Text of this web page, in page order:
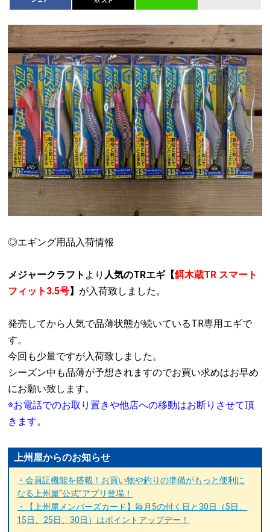
◎エギング用品入荷情報
メジャークラフト より 人気のTRエギ【餌木蔵TR スマート
フィット3.5号】 が入荷致しました。
発売してから人気で品薄状態が続いているTR専用エギで
す。
今回も少量ですが入荷致しました。
シーズン中も品薄が予想されますのでお買い求めはお早め
にお願い致します。
※お電話でのお取り置きや他店への移動はお断りさせて頂
きます。
上州屋からのお知らせ
・会員証機能を搭載！お買い物や釣りの準備がもっと便利に
なる上州屋“公式”アプリ登場！
・【上州屋メンバーズカード】毎月5の付く日と30日（5日、
15日、25日、30日）はポイントアップデー！